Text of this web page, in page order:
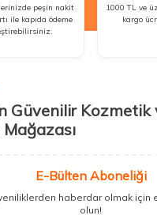
peşin nakit
ile kapıda ödeme
1000 TL ve
kargo
Güvenilir Kozmetik
Mağazası
de takviye edici gıda ürünlerini
mağaza mağaza
her şeyi tek bir çatı altında
E-Bülten Aboneliği
haberdar olmak için
olun!